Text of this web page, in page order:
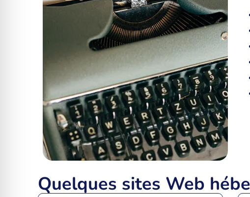
Quelques sites Web